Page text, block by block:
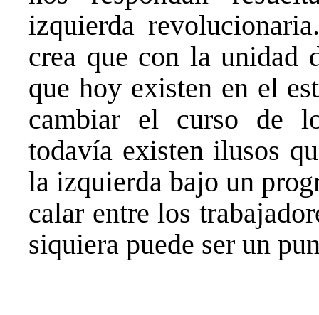
izquierda
crea que con la unidad
que hoy existen en el
cambiar el curso de
todavía existen ilusos
la izquierda bajo un
calar entre los
siquiera puede ser un